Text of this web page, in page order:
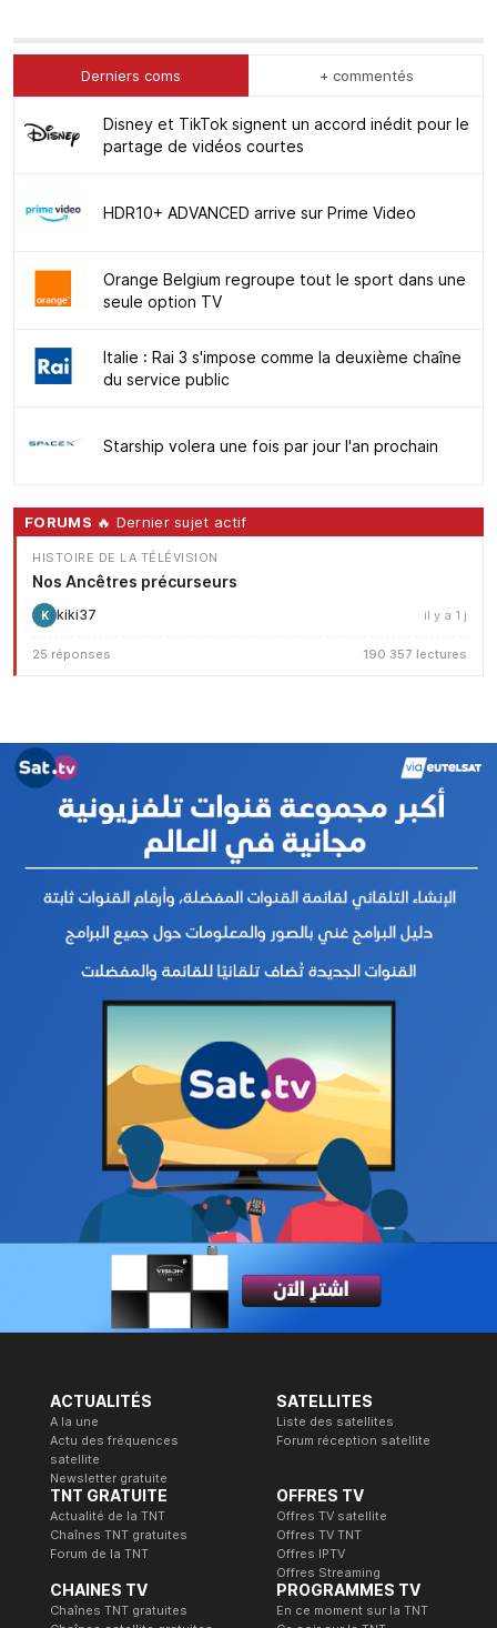
Derniers coms + commentés
Disney et TikTok signent un accord inédit pour le
partage de vidéos courtes
HDR10+ ADVANCED arrive sur Prime Video
Orange Belgium regroupe tout le sport dans une
seule option TV
Italie : Rai 3 s'impose comme la deuxième chaîne
du service public
Starship volera une fois par jour l'an prochain
FORUMS 🔥 Dernier sujet actif
HISTOIRE DE LA TÉLÉVISION
Nos Ancêtres précurseurs
K kiki37 il y a 1 j
25 réponses 190 357 lectures
ACTUALITÉS
A la une
Actu des fréquences
satellite
Newsletter gratuite
SATELLITES
Liste des satellites
Forum réception satellite
TNT GRATUITE
Actualité de la TNT
Chaînes TNT gratuites
Forum de la TNT
OFFRES TV
Offres TV satellite
Offres TV TNT
Offres IPTV
Offres Streaming
CHAINES TV
Chaînes TNT gratuites
PROGRAMMES TV
En ce moment sur la TNT